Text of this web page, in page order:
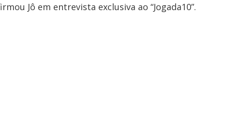
Jô em entrevista exclusiva ao “Jogada10”.